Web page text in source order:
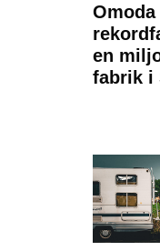
en
fabrik i